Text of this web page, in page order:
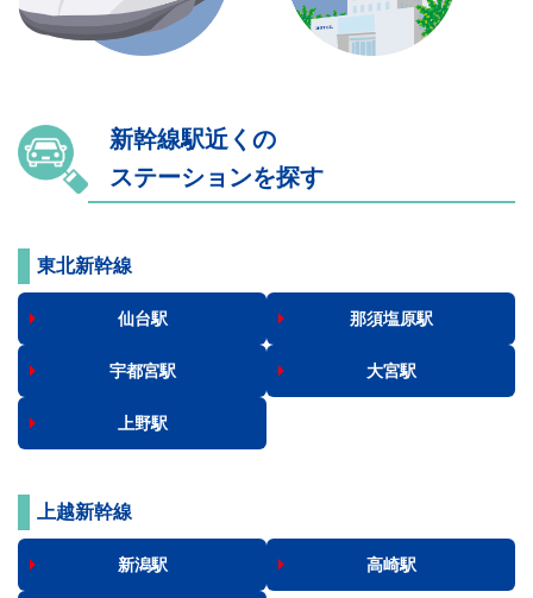
新幹線駅近くの
ステーションを探す
東北新幹線
仙台駅 那須塩原駅
宇都宮駅 大宮駅
上野駅
上越新幹線
新潟駅 高崎駅